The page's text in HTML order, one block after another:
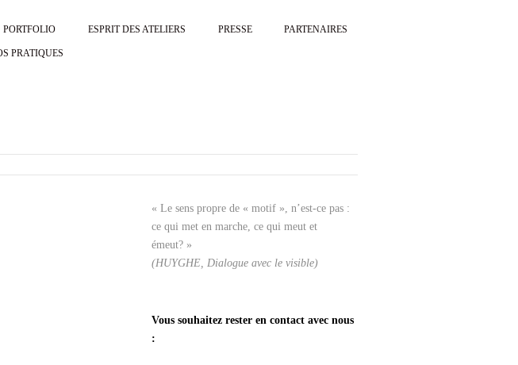
PORTFOLIO ESPRIT DES ATELIERS PRESSE PARTENAIRES
PRATIQUES
« Le sens propre de « motif », n’est-ce pas :
ce qui met en marche, ce qui meut et
émeut? »
(HUYGHE, Dialogue avec le visible)
Vous souhaitez rester en contact avec nous
: